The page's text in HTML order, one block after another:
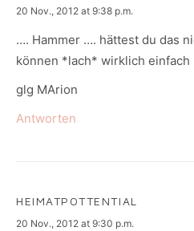
says:
20 Nov., 2012 at 9:38 p.m.
…. Hammer …. hättest du das
können *lach* wirklich einfach
glg MArion
Antworten
HEIMATPOTTENTIAL
says:
20 Nov., 2012 at 9:30 p.m.